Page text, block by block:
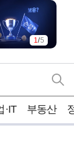
1/5
·IT 부동산